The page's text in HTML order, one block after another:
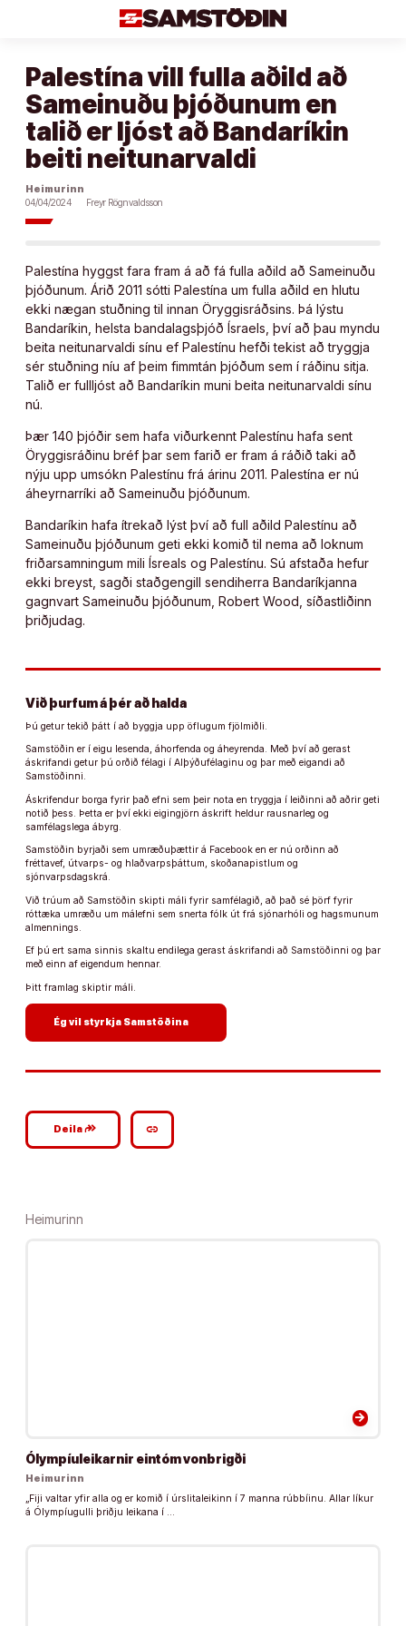
Palestína vill fulla aðild að
Sameinuðu þjóðunum en
talið er ljóst að Bandaríkin
beiti neitunarvaldi
Heimurinn
04/04/2024
Freyr Rögnvaldsson
Palestína hyggst fara fram á að fá fulla aðild að Sameinuðu
þjóðunum. Árið 2011 sótti Palestína um fulla aðild en hlutu
ekki nægan stuðning til innan Öryggisráðsins. Þá lýstu
Bandaríkin, helsta bandalagsþjóð Ísraels, því að þau myndu
beita neitunarvaldi sínu ef Palestínu hefði tekist að tryggja
sér stuðning níu af þeim fimmtán þjóðum sem í ráðinu sitja.
Talið er fullljóst að Bandaríkin muni beita neitunarvaldi sínu
nú.
Þær 140 þjóðir sem hafa viðurkennt Palestínu hafa sent
Öryggisráðinu bréf þar sem farið er fram á ráðið taki að
nýju upp umsókn Palestínu frá árinu 2011. Palestína er nú
áheyrnarríki að Sameinuðu þjóðunum.
Bandaríkin hafa ítrekað lýst því að full aðild Palestínu að
Sameinuðu þjóðunum geti ekki komið til nema að loknum
friðarsamningum mili Ísreals og Palestínu. Sú afstaða hefur
ekki breyst, sagði staðgengill sendiherra Bandaríkjanna
gagnvart Sameinuðu þjóðunum, Robert Wood, síðastliðinn
þriðjudag.
Við þurfum á þér að halda
Þú getur tekið þátt í að byggja upp öflugum fjölmiðli.
Samstöðin er í eigu lesenda, áhorfenda og áheyrenda. Með því að gerast
áskrifandi getur þú orðið félagi í Alþýðufélaginu og þar með eigandi að
Samstöðinni.
Áskrifendur borga fyrir það efni sem þeir nota en tryggja í leiðinni að aðrir geti
notið þess. Þetta er því ekki eigingjörn áskrift heldur rausnarleg og
samfélagslega ábyrg.
Samstöðin byrjaði sem umræðuþættir á Facebook en er nú orðinn að
fréttavef, útvarps- og hlaðvarpsþáttum, skoðanapistlum og
sjónvarpsdagskrá.
Við trúum að Samstöðin skipti máli fyrir samfélagið, að það sé þörf fyrir
róttæka umræðu um málefni sem snerta fólk út frá sjónarhóli og hagsmunum
almennings.
Ef þú ert sama sinnis skaltu endilega gerast áskrifandi að Samstöðinni og þar
með einn af eigendum hennar.
Þitt framlag skiptir máli.
Ég vil styrkja Samstöðina
Deilagoogle_plus_reshare link
Heimurinn
arrow_forward
Ólympíuleikarnir eintóm vonbrigði
Heimurinn
„Fiji valtar yfir alla og er komið í úrslitaleikinn í 7 manna rúbbíinu. Allar líkur
á Ólympíugulli þriðju leikana í …